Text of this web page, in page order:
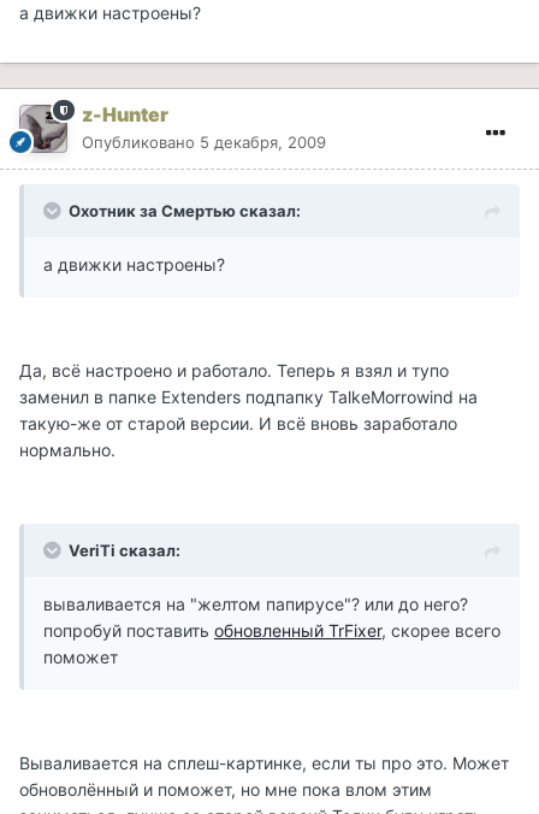
а движки настроены?
z-Hunter
Опубликовано 5 декабря, 2009
Охотник за Смертью сказал:
а движки настроены?
Да, всё настроено и работало. Теперь я взял и тупо
заменил в папке Extenders подпапку TalkeMorrowind на
такую-же от старой версии. И всё вновь заработало
нормально.
VeriTi сказал:
вываливается на "желтом папирусе"? или до него?
попробуй поставить обновленный TrFixer, скорее всего
поможет
Вываливается на сплеш-картинке, если ты про это. Может
обноволённый и поможет, но мне пока влом этим